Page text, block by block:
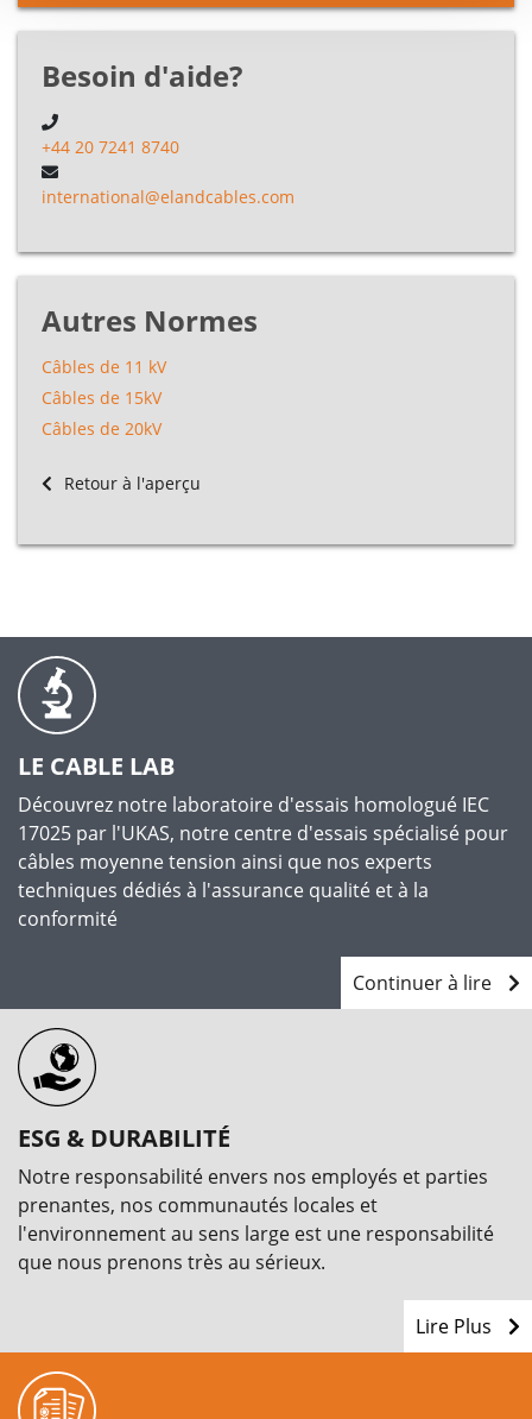
Besoin d'aide?
+44 20 7241 8740
international@elandcables.com
Autres Normes
Câbles de 11 kV
Câbles de 15kV
Câbles de 20kV
Retour à l'aperçu
LE CABLE LAB
Découvrez notre laboratoire d'essais homologué IEC
17025 par l'UKAS, notre centre d'essais spécialisé pour
câbles moyenne tension ainsi que nos experts
techniques dédiés à l'assurance qualité et à la
conformité
Continuer à lire
ESG & DURABILITÉ
Notre responsabilité envers nos employés et parties
prenantes, nos communautés locales et
l'environnement au sens large est une responsabilité
que nous prenons très au sérieux.
Lire Plus